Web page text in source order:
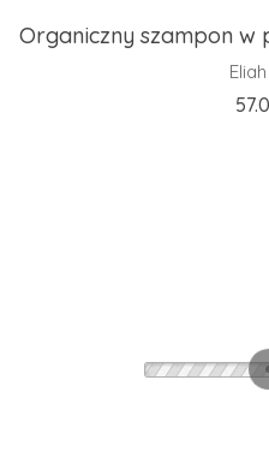
Organiczny szampon w